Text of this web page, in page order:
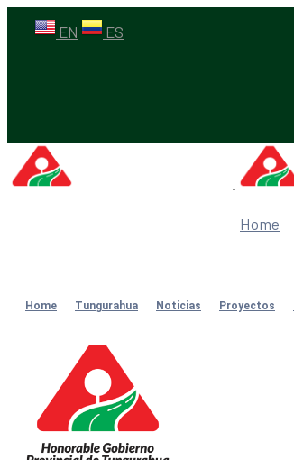
EN ES
Home
Home Tungurahua Noticias Proyectos